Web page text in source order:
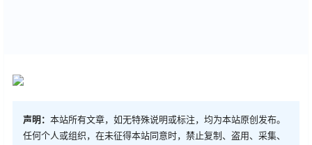
声明： 本站所有文章，如无特殊说明或标注，均为本站原创发布。
任何个人或组织，在未征得本站同意时，禁止复制、盗用、采集、